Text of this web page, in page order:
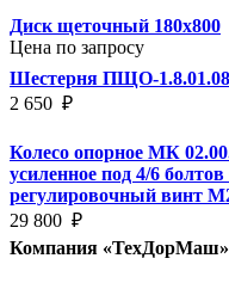
Диск щеточный 180х800
Цена по запросу
Шестерня ПЩО-
2 650 ₽
Колесо опорное МК
усиленное под 4/6
регулировочный винт
29 800 ₽
Компания «ТехДорМаш»